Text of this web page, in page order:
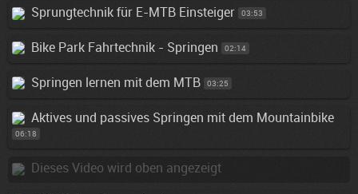
Sprungtechnik für E-MTB Einsteiger 03:53
Bike Park Fahrtechnik - Springen 02:14
Springen lernen mit dem MTB 03:25
Aktives und passives Springen mit dem Mountainbike
06:18
Dieses Video wird oben angezeigt